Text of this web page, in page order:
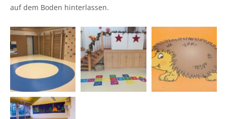
auf dem Boden hinterlassen.